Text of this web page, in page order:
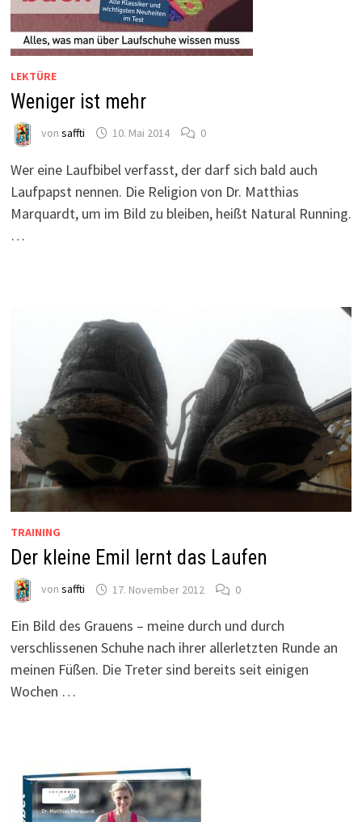
LEKTÜRE
Weniger ist mehr
von saffti 10. Mai 2014 0
Wer eine Laufbibel verfasst, der darf sich bald auch
Laufpapst nennen. Die Religion von Dr. Matthias
Marquardt, um im Bild zu bleiben, heißt Natural Running.
…
TRAINING
Der kleine Emil lernt das Laufen
von saffti 17. November 2012 0
Ein Bild des Grauens – meine durch und durch
verschlissenen Schuhe nach ihrer allerletzten Runde an
meinen Füßen. Die Treter sind bereits seit einigen
Wochen …